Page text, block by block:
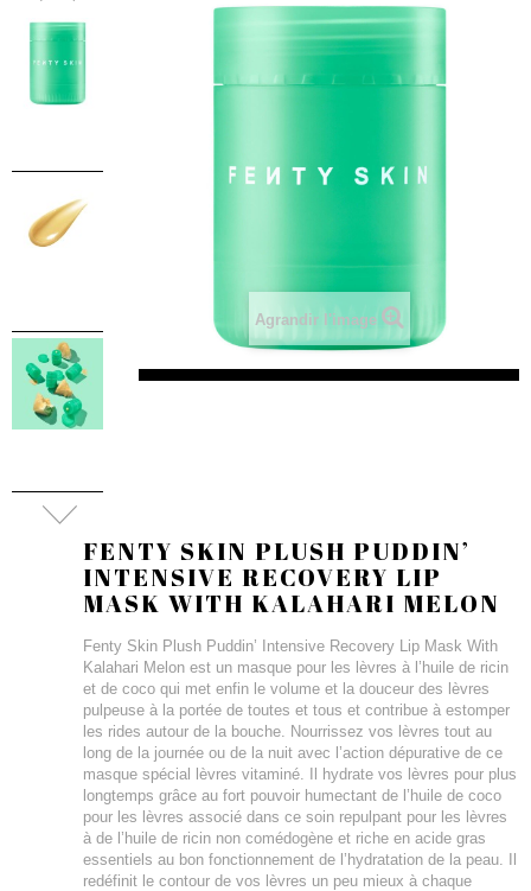
Agrandir l'image
FENTY SKIN PLUSH PUDDIN’
INTENSIVE RECOVERY LIP
MASK WITH KALAHARI MELON
Fenty Skin Plush Puddin’ Intensive Recovery Lip Mask With
Kalahari Melon est un masque pour les lèvres à l’huile de ricin
et de coco qui met enfin le volume et la douceur des lèvres
pulpeuse à la portée de toutes et tous et contribue à estomper
les rides autour de la bouche. Nourrissez vos lèvres tout au
long de la journée ou de la nuit avec l’action dépurative de ce
masque spécial lèvres vitaminé. Il hydrate vos lèvres pour plus
longtemps grâce au fort pouvoir humectant de l’huile de coco
pour les lèvres associé dans ce soin repulpant pour les lèvres
à de l’huile de ricin non comédogène et riche en acide gras
essentiels au bon fonctionnement de l’hydratation de la peau. Il
redéfinit le contour de vos lèvres un peu mieux à chaque